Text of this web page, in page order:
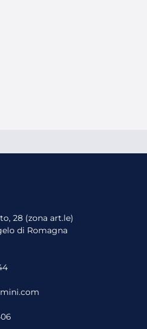
28 (zona art.le)
di Romagna